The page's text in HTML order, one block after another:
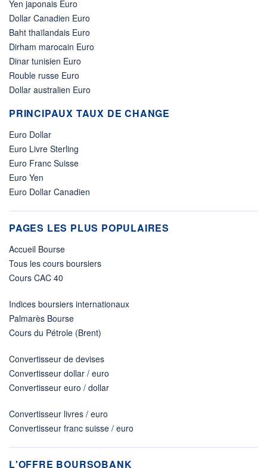
Yen japonais Euro
Dollar Canadien Euro
Baht thaïlandais Euro
Dirham marocain Euro
Dinar tunisien Euro
Rouble russe Euro
Dollar australien Euro
PRINCIPAUX TAUX DE CHANGE
Euro Dollar
Euro Livre Sterling
Euro Franc Suisse
Euro Yen
Euro Dollar Canadien
PAGES LES PLUS POPULAIRES
Accueil Bourse
Tous les cours boursiers
Cours CAC 40
Indices boursiers internationaux
Palmarès Bourse
Cours du Pétrole (Brent)
Convertisseur de devises
Convertisseur dollar / euro
Convertisseur euro / dollar
Convertisseur livres / euro
Convertisseur franc suisse / euro
L'OFFRE BOURSOBANK